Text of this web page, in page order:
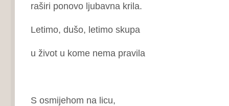
raširi ponovo ljubavna krila.
Letimo, dušo, letimo skupa
u život u kome nema pravila
S osmijehom na licu,